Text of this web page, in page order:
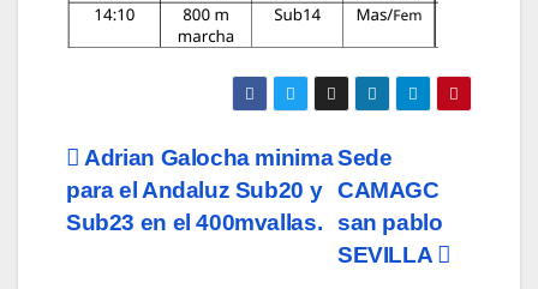
Navegación
de
Sede
CAMAGC
san pablo
SEVILLA
Adrian Galocha minima
para el Andaluz Sub20 y
Sub23 en el 400mvallas.